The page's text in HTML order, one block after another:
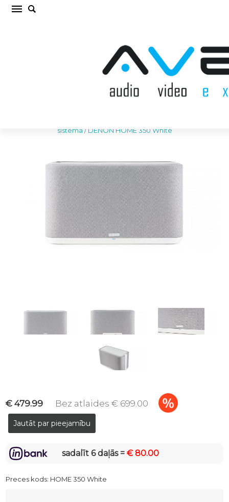
DENON HOME 350 White Bezvadu akustiskā
sistēma / DENON HOME 350 White
€ 479.99 Bez atlaides € 699.00
sadalīt 6 daļās =€ 80.00
Preces kods: HOME 350 White